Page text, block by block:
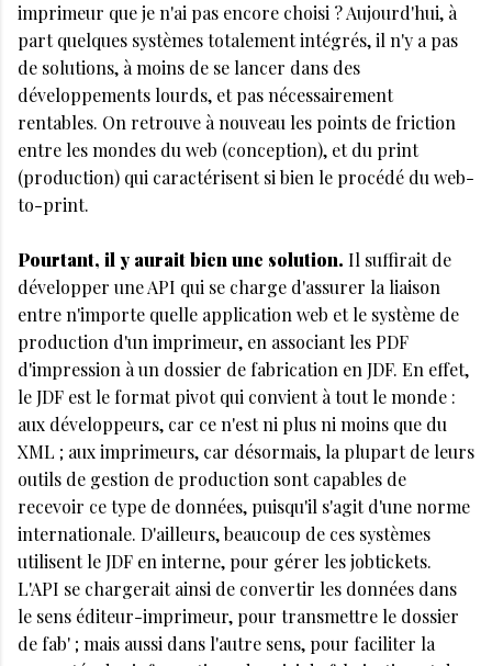
imprimeur que je n'ai pas encore choisi ? Aujourd'hui, à
part quelques systèmes totalement intégrés, il n'y a pas
de solutions, à moins de se lancer dans des
développements lourds, et pas nécessairement
rentables. On retrouve à nouveau les points de friction
entre les mondes du web (conception), et du print
(production) qui caractérisent si bien le procédé du web-
to-print.
Pourtant, il y aurait bien une solution. Il suffirait de
développer une API qui se charge d'assurer la liaison
entre n'importe quelle application web et le système de
production d'un imprimeur, en associant les PDF
d'impression à un dossier de fabrication en JDF. En effet,
le JDF est le format pivot qui convient à tout le monde :
aux développeurs, car ce n'est ni plus ni moins que du
XML ; aux imprimeurs, car désormais, la plupart de leurs
outils de gestion de production sont capables de
recevoir ce type de données, puisqu'il s'agit d'une norme
internationale. D'ailleurs, beaucoup de ces systèmes
utilisent le JDF en interne, pour gérer les jobtickets.
L'API se chargerait ainsi de convertir les données dans
le sens éditeur-imprimeur, pour transmettre le dossier
de fab' ; mais aussi dans l'autre sens, pour faciliter la